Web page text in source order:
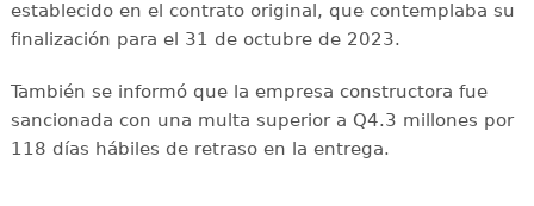
establecido en el contrato original, que contemplaba su
finalización para el 31 de octubre de 2023.
También se informó que la empresa constructora fue
sancionada con una multa superior a Q4.3 millones por
118 días hábiles de retraso en la entrega.